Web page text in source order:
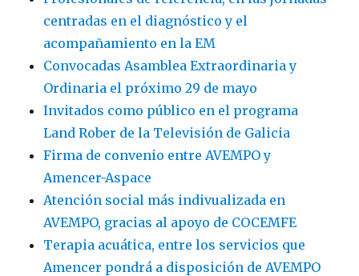
Honor
asociación
centradas en el diagnóstico y el
acompañamiento en la EM
Convocadas Asamblea Extraordinaria y
Ordinaria el próximo 29 de mayo
Invitados como público en el programa
Land Rober de la Televisión de Galicia
Firma de convenio entre AVEMPO y
Amencer-Aspace
Atención social más indivualizada en
AVEMPO, gracias al apoyo de COCEMFE
Terapia acuática, entre los servicios que
Amencer pondrá a disposición de AVEMPO